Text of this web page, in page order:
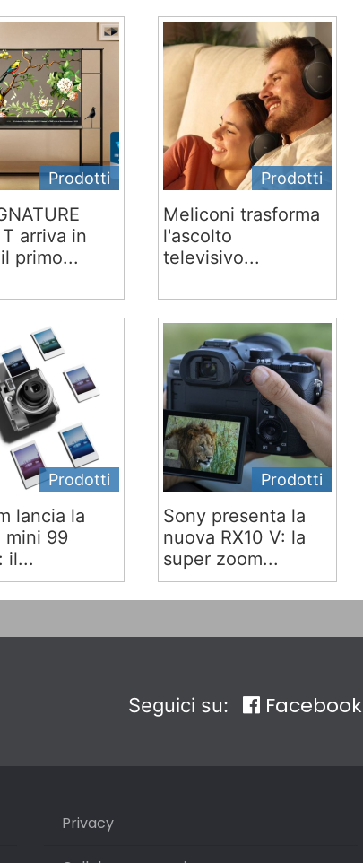
Prodotti
T arriva in
primo...
Prodotti
Meliconi trasforma
l'ascolto
televisivo...
Prodotti
lancia la
mini 99
il...
Prodotti
Sony presenta la
nuova RX10 V: la
super zoom...
Seguici su: Facebook
Privacy